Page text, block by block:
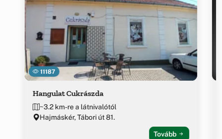
11187
Hangulat Cukrászda
~3.2 km-re a látnivalótól
Hajmáskér, Tábori út 81.
Tovább